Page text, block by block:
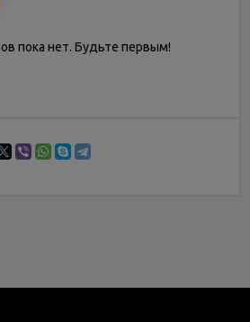
пока нет. Будьте первым!